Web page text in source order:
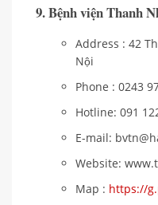
9. Bệnh viện Thanh
Address : 42
Nội
Phone : 0243
Hotline: 091
E-mail:
Website:
Map : https://